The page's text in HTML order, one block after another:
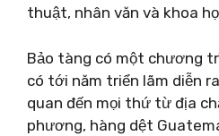
thuật, nhân văn và khoa
Bảo tàng có một chương
có tới năm triển lãm diễn
quan đến mọi thứ từ địa
phương, hàng dệt